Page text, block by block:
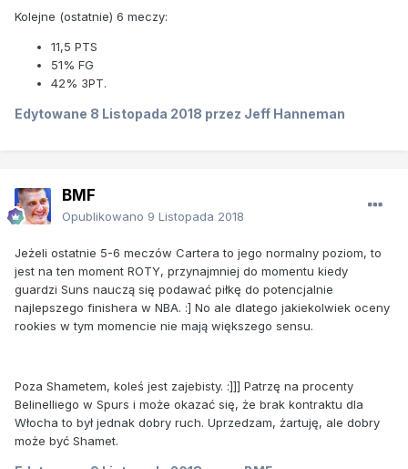
Kolejne (ostatnie) 6 meczy:
11,5 PTS
51% FG
42% 3PT.
Edytowane 8 Listopada 2018 przez Jeff Hanneman
BMF
Opublikowano 9 Listopada 2018
Jeżeli ostatnie 5-6 meczów Cartera to jego normalny poziom, to
jest na ten moment ROTY, przynajmniej do momentu kiedy
guardzi Suns nauczą się podawać piłkę do potencjalnie
najlepszego finishera w NBA. :] No ale dlatego jakiekolwiek oceny
rookies w tym momencie nie mają większego sensu.
Poza Shametem, koleś jest zajebisty. :]]] Patrzę na procenty
Belinelliego w Spurs i może okazać się, że brak kontraktu dla
Włocha to był jednak dobry ruch. Uprzedzam, żartuję, ale dobry
może być Shamet.